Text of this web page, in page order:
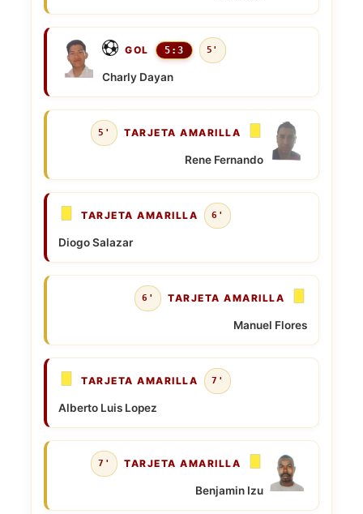
GOL 5:3 5'
Charly Dayan
5' TARJETA AMARILLA
Rene Fernando
TARJETA AMARILLA 6'
Diogo Salazar
6' TARJETA AMARILLA
Manuel Flores
TARJETA AMARILLA 7'
Alberto Luis Lopez
7' TARJETA AMARILLA
Benjamin Izu